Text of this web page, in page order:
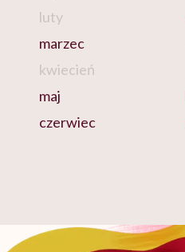
luty
marzec
kwiecień
maj
czerwiec